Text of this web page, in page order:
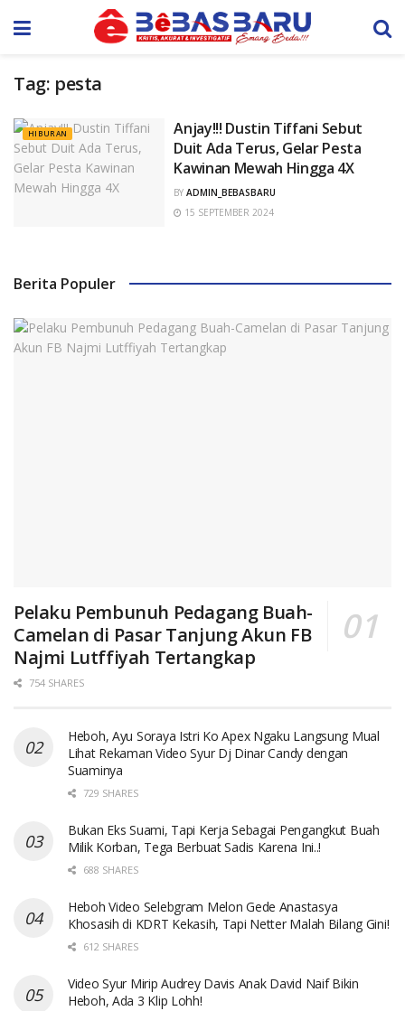
Tag: pesta
HIBURAN
Anjay!!! Dustin Tiffani Sebut
Duit Ada Terus, Gelar Pesta
Kawinan Mewah Hingga 4X
BY ADMIN_BEBASBARU
15 SEPTEMBER 2024
Berita Populer
Pelaku Pembunuh Pedagang Buah-
Camelan di Pasar Tanjung Akun FB
Najmi Lutffiyah Tertangkap
754 SHARES
Heboh, Ayu Soraya Istri Ko Apex Ngaku Langsung Mual
Lihat Rekaman Video Syur Dj Dinar Candy dengan
Suaminya
729 SHARES
Bukan Eks Suami, Tapi Kerja Sebagai Pengangkut Buah
Milik Korban, Tega Berbuat Sadis Karena Ini..!
688 SHARES
Heboh Video Selebgram Melon Gede Anastasya
Khosasih di KDRT Kekasih, Tapi Netter Malah Bilang Gini!
612 SHARES
Video Syur Mirip Audrey Davis Anak David Naif Bikin
Heboh, Ada 3 Klip Lohh!